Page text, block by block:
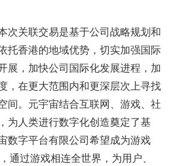
次关联交易是基于公司战略规划和
托香港的地域优势，切实加强国际
展，加快公司国际化发展进程，加
，在更大范围内和更深层次上寻找
间。元宇宙结合互联网、游戏、社
为人类进行数字化创造奠定了基
数字平台有限公司希望成为游戏
通过游戏相连全世界，为用户、